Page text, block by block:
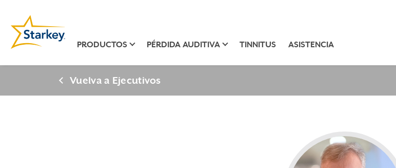
PRODUCTOS PÉRDIDA AUDITIVA TINNITUS ASISTENCIA
Vuelva a Ejecutivos